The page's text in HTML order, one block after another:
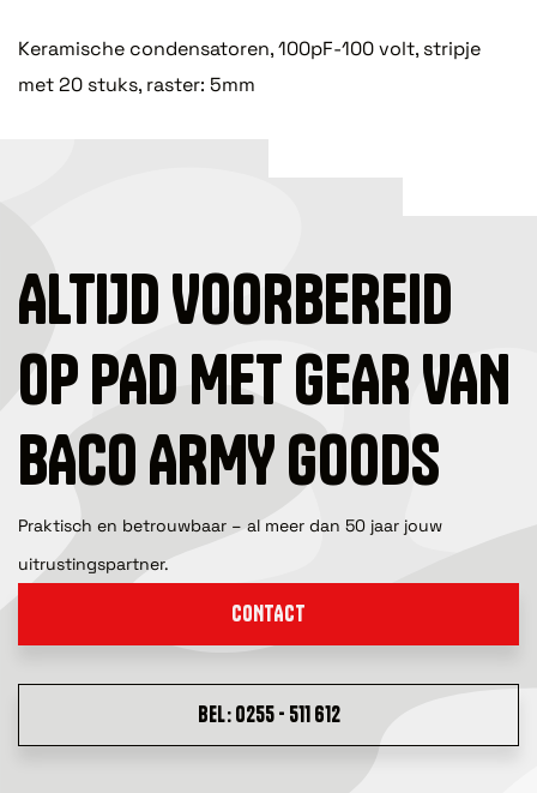
Keramische condensatoren, 100pF-100 volt, stripje
met 20 stuks, raster: 5mm
ALTIJD VOORBEREID
OP PAD MET GEAR VAN
BACO ARMY GOODS
Praktisch en betrouwbaar – al meer dan 50 jaar jouw
uitrustingspartner.
CONTACT
BEL: 0255 - 511 612